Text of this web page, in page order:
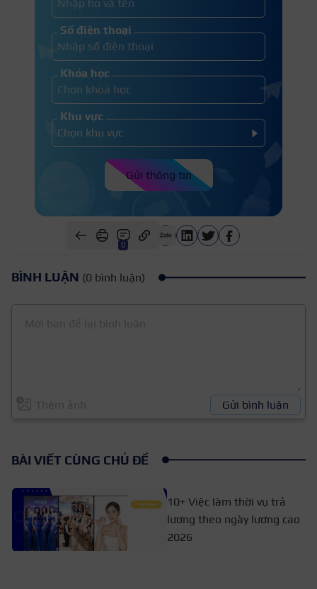
Số điện thoại
Khóa học
Khu vực
Gửi thông tin
0
BÌNH LUẬN (0 bình luận)
Gửi bình luận
BÀI VIẾT CÙNG CHỦ ĐỀ
10+ Việc làm thời vụ trả
lương theo ngày lương cao
2026